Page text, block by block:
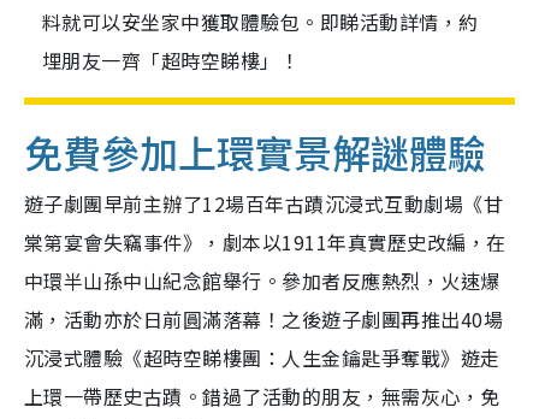
料就可以安坐家中獲取體驗包。即睇活動詳情，約
埋朋友一齊「超時空睇樓」！
免費參加上環實景解謎體驗
遊子劇團早前主辦了12場百年古蹟沉浸式互動劇場《甘
棠第宴會失竊事件》，劇本以1911年真實歷史改編，在
中環半山孫中山紀念館舉行。參加者反應熱烈，火速爆
滿，活動亦於日前圓滿落幕！之後遊子劇團再推出40場
沉浸式體驗《超時空睇樓團：人生金鑰匙爭奪戰》遊走
上環一帶歷史古蹟。錯過了活動的朋友，無需灰心，免